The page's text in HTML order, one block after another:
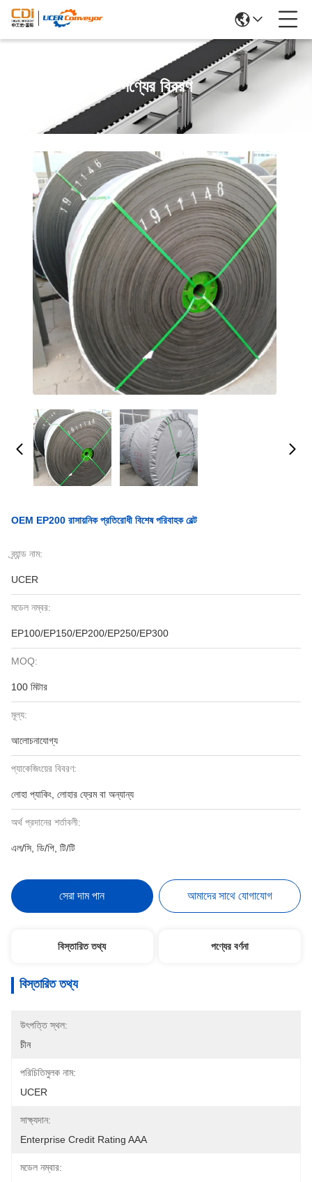
পণ্যের বিবরণ
OEM EP200 রাসায়নিক প্রতিরোধী বিশেষ পরিবাহক বেল্ট
ব্র্যান্ড নাম:
UCER
মডেল নম্বর:
EP100/EP150/EP200/EP250/EP300
MOQ:
100 মিটার
মূল্য:
আলোচনাযোগ্য
প্যাকেজিংয়ের বিবরণ:
লোহা প্যাকিং, লোহার ফ্রেম বা অন্যান্য
অর্থ প্রদানের শর্তাবলী:
এল/সি, ডি/পি, টি/টি
সেরা দাম পান আমাদের সাথে যোগাযোগ
বিস্তারিত তথ্য পণ্যের বর্ণনা
বিস্তারিত তথ্য
উৎপত্তি স্থল:
চীন
পরিচিতিমুলক নাম:
UCER
সাক্ষ্যদান:
Enterprise Credit Rating AAA
মডেল নম্বার: